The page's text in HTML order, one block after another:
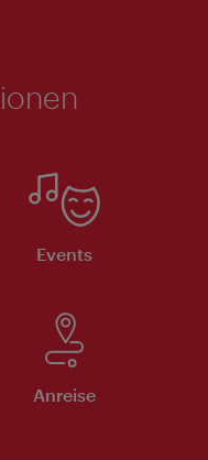
Events
Anreise